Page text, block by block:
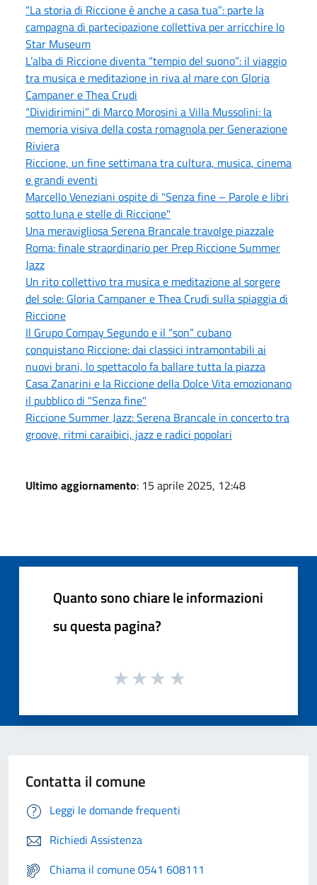
“La storia di Riccione è anche a casa tua”: parte la
campagna di partecipazione collettiva per arricchire lo
Star Museum
L’alba di Riccione diventa “tempio del suono”: il viaggio
tra musica e meditazione in riva al mare con Gloria
Campaner e Thea Crudi
“Dividirimini” di Marco Morosini a Villa Mussolini: la
memoria visiva della costa romagnola per Generazione
Riviera
Riccione, un fine settimana tra cultura, musica, cinema
e grandi eventi
Marcello Veneziani ospite di "Senza fine – Parole e libri
sotto luna e stelle di Riccione"
Una meravigliosa Serena Brancale travolge piazzale
Roma: finale straordinario per Prep Riccione Summer
Jazz
Un rito collettivo tra musica e meditazione al sorgere
del sole: Gloria Campaner e Thea Crudi sulla spiaggia di
Riccione
Il Grupo Compay Segundo e il “son” cubano
conquistano Riccione: dai classici intramontabili ai
nuovi brani, lo spettacolo fa ballare tutta la piazza
Casa Zanarini e la Riccione della Dolce Vita emozionano
il pubblico di "Senza fine"
Riccione Summer Jazz: Serena Brancale in concerto tra
groove, ritmi caraibici, jazz e radici popolari
Ultimo aggiornamento: 15 aprile 2025, 12:48
Quanto sono chiare le informazioni
su questa pagina?
Contatta il comune
Leggi le domande frequenti
Richiedi Assistenza
Chiama il comune 0541 608111